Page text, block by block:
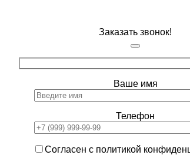
Заказать звонок!
Ваше имя
Телефон
Согласен с политикой